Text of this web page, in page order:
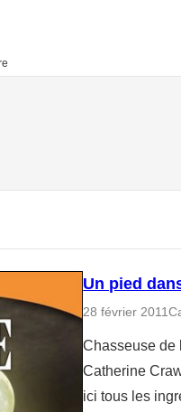
Un pied
28 février 2011
Chasseuse de
Catherine
ici tous les